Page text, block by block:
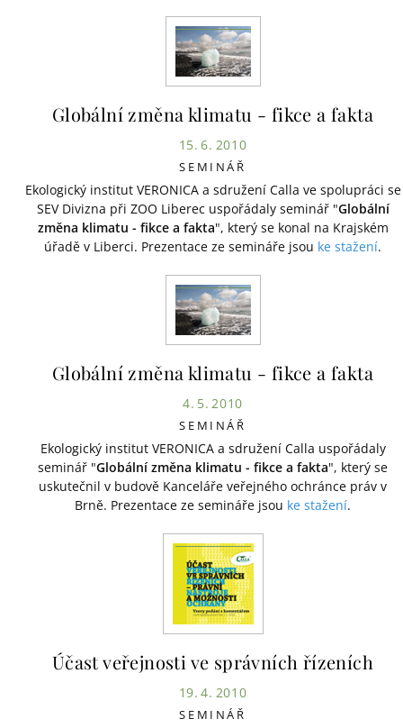
Globální změna klimatu - fikce a fakta
15. 6. 2010
SEMINÁŘ
Ekologický institut VERONICA a sdružení Calla ve spolupráci se
SEV Divizna při ZOO Liberec uspořádaly seminář "Globální
změna klimatu - fikce a fakta", který se konal na Krajském
úřadě v Liberci. Prezentace ze semináře jsou ke stažení.
Globální změna klimatu - fikce a fakta
4. 5. 2010
SEMINÁŘ
Ekologický institut VERONICA a sdružení Calla uspořádaly
seminář "Globální změna klimatu - fikce a fakta", který se
uskutečnil v budově Kanceláře veřejného ochránce práv v
Brně. Prezentace ze semináře jsou ke stažení.
Účast veřejnosti ve správních řízeních
19. 4. 2010
SEMINÁŘ